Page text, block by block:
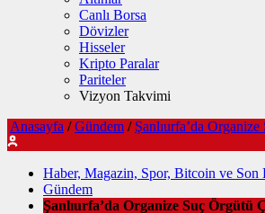
Canlı Borsa
Dövizler
Hisseler
Kripto Paralar
Pariteler
Vizyon Takvimi
Anasayfa / Gündem / Şanlıurfa’da
Haber, Magazin, Spor, Bitcoin ve Son
Gündem
Şanlıurfa’da Organize Suç Örgütü